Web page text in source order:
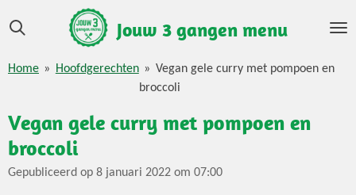
direct
de
Jouw 3 gangen menu
Home » Hoofdgerechten » Vegan gele curry met pompoen en
broccoli
Vegan gele curry met pompoen en
broccoli
Gepubliceerd op 8 januari 2022 om 07:00